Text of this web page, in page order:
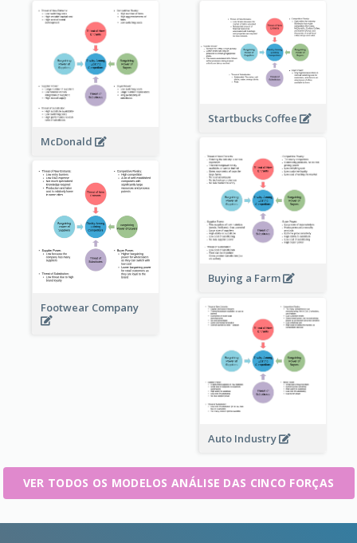
McDonald
Startbucks Coffee
Buying a Farm
Footwear Company
Auto Industry
VER TODOS OS MODELOS ANÁLISE DAS CINCO FORÇAS